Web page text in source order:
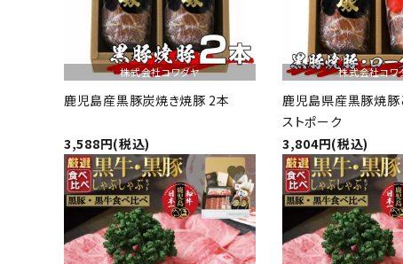
株式会社コワダヤ
鹿児島産黒豚炭焼き焼豚 2本
3,588円(税込)
株式会社コワ
鹿児島県産黒豚焼豚
ストポーク
3,804円(税込)
favorite